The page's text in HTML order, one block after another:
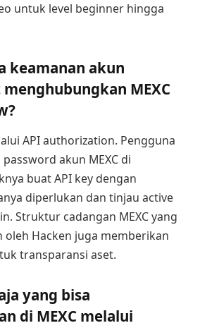
untuk level beginner hingga
keamanan akun
MEXC
API authorization. Pengguna
akun MEXC di
buat API key dengan
diperlukan dan tinjau active
Struktur cadangan MEXC yang
oleh Hacken juga memberikan
transparansi aset.
yang bisa
di MEXC melalui